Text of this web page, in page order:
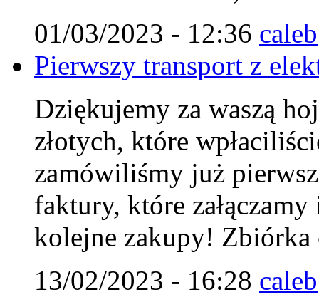
01/03/2023 - 12:36 caleb
Pierwszy transport z
Dziękujemy za waszą
złotych, które
zamówiliśmy już
faktury, które załączamy
kolejne zakupy! Zbiórka
13/02/2023 - 16:28 caleb